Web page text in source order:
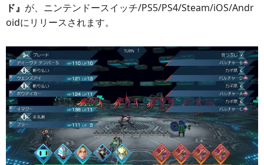
ド』 が、ニンテンドースイッチ/PS5/PS4/Steam/iOS/Andr
oidにリリースされます。